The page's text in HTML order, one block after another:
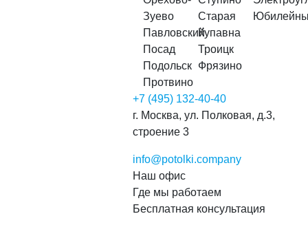
Зуево
Павловский
Посад
Подольск
Протвино
Старая
Купавна
Троицк
Фрязино
+7 (495) 132-40-40
г. Москва, ул. Полковая, д.3,
строение 3
info@potolki.company
Наш офис
Где мы работаем
Бесплатная консультация